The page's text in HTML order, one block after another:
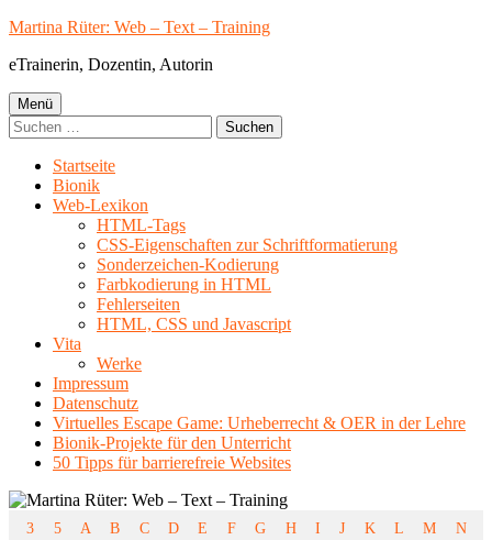
Springe
Inhalt
Martina Rüter: Web – Text – Training
eTrainerin, Dozentin, Autorin
Primäres
Menü
Menü
Suchen
nach:
Startseite
Bionik
Web-Lexikon
HTML-Tags
CSS-Eigenschaften zur Schriftformatierung
Sonderzeichen-Kodierung
Farbkodierung in HTML
Fehlerseiten
HTML, CSS und Javascript
Vita
Werke
Impressum
Datenschutz
Virtuelles Escape Game: Urheberrecht & OER in der Lehre
Bionik-Projekte für den Unterricht
50 Tipps für barrierefreie Websites
3 5 A B C D E F G H I J K L M N